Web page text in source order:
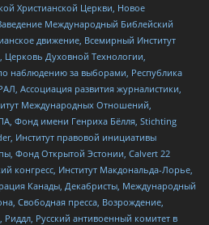
Христианской Церкви, Новое
Международный Библейский
движение, Всемирный Институт
Церковь Духовной Технологии,
наблюдению за выборами, Республика
Ассоциация развития журналистики,
Международных Отношений,
Фонд имени Генриха Бёлля, Stichting
Институт правовой инициативы
Фонд Открытой Эстонии, Calvert 22
конгресс, Институт Макдональда-Лорье,
Канады, Декабристы, Международный
Свободная пресса, Возрождение,
Русский антивоенный комитет в